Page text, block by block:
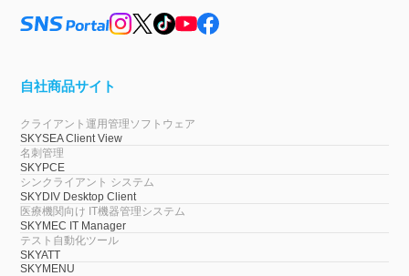
自社商品サイト
クライアント運用管理ソフトウェア
SKYSEA Client View
名刺管理
SKYPCE
シンクライアント システム
SKYDIV Desktop Client
医療機関向け IT機器管理システム
SKYMEC IT Manager
テスト自動化ツール
SKYATT
SKYMENU